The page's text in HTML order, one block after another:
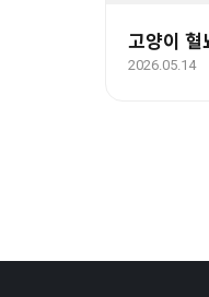
고양이 혈
2026.05.14